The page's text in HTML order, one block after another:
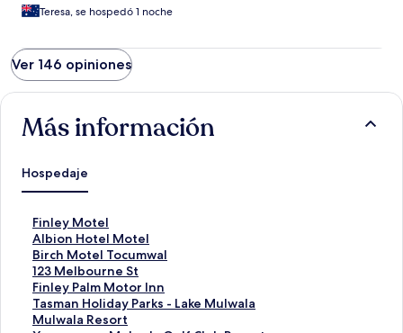
Teresa, se hospedó 1 noche
Ver 146 opiniones
Más información
Hospedaje
Finley Motel
E
n
l
a
c
e
p
Albion Hotel Motel
E
n
l
a
c
e
Birch Motel Tocumwal
E
n
l
a
c
123 Melbourne St
E
n
l
a
Finley Palm Motor Inn
E
n
l
Tasman Holiday Parks - Lake Mulwala
E
n
Mulwala Resort
E